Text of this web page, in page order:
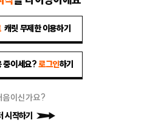
캐릿 무제한 이용하기
중이세요?로그인하기
음이신가요?
시작하기